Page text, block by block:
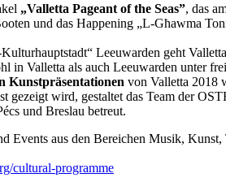
„Valletta Pageant of the Seas”, das
und das Happening „L-Għawma
Leeuwarden geht
in Valletta als auch Leeuwarden unter
Kunstpräsentationen von Valletta 2018
gezeigt wird, gestaltet das Team der
und Breslau betreut.
Events aus den Bereichen Musik,
cultural-programme